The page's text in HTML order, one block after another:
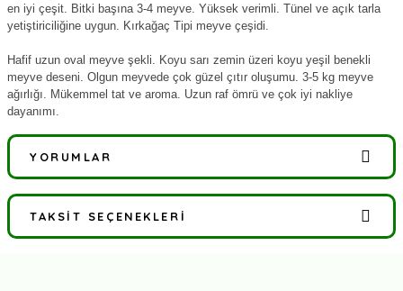
en iyi çeşit. Bitki başına 3-4 meyve. Yüksek verimli. Tünel ve açık tarla
yetiştiriciliğine uygun. Kırkağaç Tipi meyve çeşidi.
Hafif uzun oval meyve şekli. Koyu sarı zemin üzeri koyu yeşil benekli
meyve deseni. Olgun meyvede çok güzel çıtır oluşumu. 3-5 kg meyve
ağırlığı. Mükemmel tat ve aroma. Uzun raf ömrü ve çok iyi nakliye
dayanımı.
YORUMLAR
Bu ürüne ilk yorumu siz yapın!
TAKSIT SEÇENEKLERI